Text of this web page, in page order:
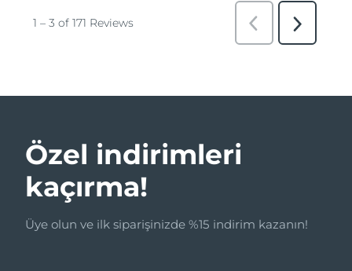
Özel indirimleri
kaçırma!
Üye olun ve ilk siparişinizde %15 indirim kazanın!